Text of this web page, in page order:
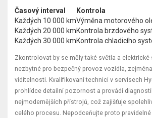
Časový interval
Kontrola
Každých 10 000 kmVýměna motorového
Každých 20 000 kmKontrola brzdového
Každých 30 000 kmKontrola chladicího
Zkontrolovat by se měly také světla a elektrické
nezbytné pro bezpečný provoz vozidla,
viditelnosti. Kvalifikovaní technici v servisech
prohlídce detailní pozornost a provádí
nejmodernějších přístrojů, což zajišťuje
celého procesu. Nepodceňujte proto